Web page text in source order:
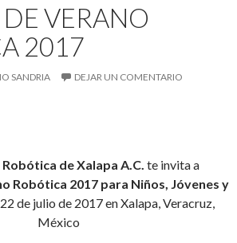
VERANO
2017
SANDRIA DEJAR UN COMENTARIO
de Xalapa A.C. te invita a
Robótica 2017 para Niños, Jóvenes y
de julio de 2017 en Xalapa, Veracruz,
México